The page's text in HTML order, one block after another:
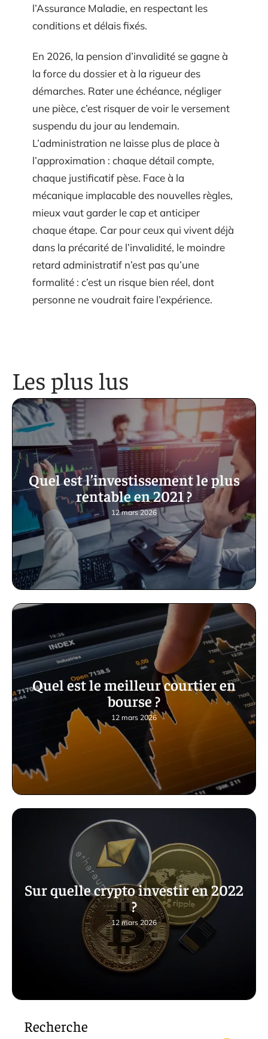
l’Assurance Maladie, en respectant les
conditions et délais fixés.
En 2026, la pension d’invalidité se gagne à
la force du dossier et à la rigueur des
démarches. Rater une échéance, négliger
une pièce, c’est risquer de voir le versement
suspendu du jour au lendemain.
L’administration ne laisse plus de place à
l’approximation : chaque détail compte,
chaque justificatif pèse. Face à la
mécanique implacable des nouvelles règles,
mieux vaut garder le cap et anticiper
chaque étape. Car pour ceux qui vivent déjà
dans la précarité de l’invalidité, le moindre
retard administratif n’est pas qu’une
formalité : c’est un risque bien réel, dont
personne ne voudrait faire l’expérience.
Les plus lus
Quel est l’investissement le plus
rentable en 2021 ?
12 mars 2026
Quel est le meilleur courtier en
bourse ?
12 mars 2026
Sur quelle crypto investir en 2022
?
12 mars 2026
Recherche